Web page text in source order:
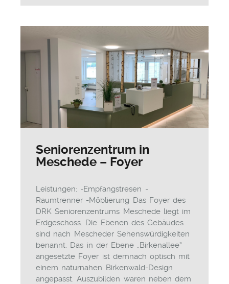
Seniorenzentrum in
Meschede – Foyer
Leistungen: -Empfangstresen -
Raumtrenner -Möblierung Das Foyer des
DRK Seniorenzentrums Meschede liegt im
Erdgeschoss. Die Ebenen des Gebäudes
sind nach Mescheder Sehenswürdigkeiten
benannt. Das in der Ebene „Birkenallee“
angesetzte Foyer ist demnach optisch mit
einem naturnahen Birkenwald-Design
angepasst. Auszubilden waren neben dem